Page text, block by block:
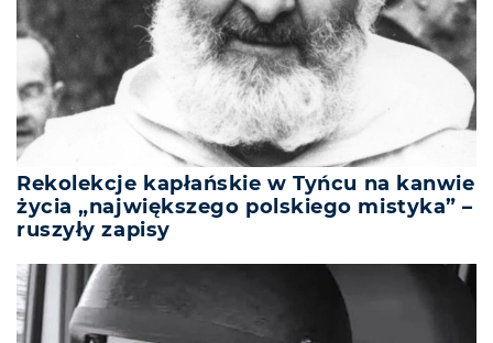
Rekolekcje kapłańskie w Tyńcu na kanwie
życia „największego polskiego mistyka” –
ruszyły zapisy